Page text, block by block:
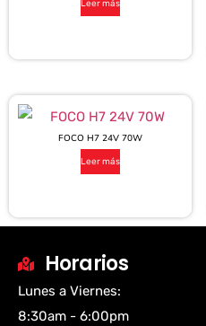
Leer más
FOCO H7 24V 70W
Leer más
Horarios
Lunes a Viernes:
8:30am - 6:00pm